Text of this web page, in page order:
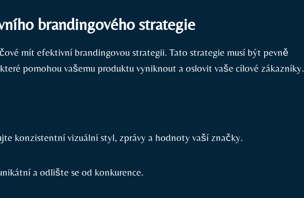
brandingového strategie
mít efektivní brandingovou strategii. Tato strategie musí být pevně
pomohou vašemu produktu vyniknout a oslovit vaše cílové zákazníky.
konzistentní vizuální styl, zprávy a hodnoty vaší značky.
a odlište se od konkurence.